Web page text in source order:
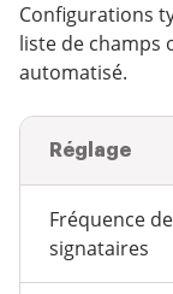
Configurations
liste de champs
automatisé.
Réglage
Fréquence
signataires